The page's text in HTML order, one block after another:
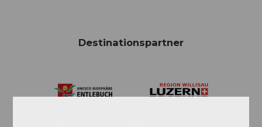
Destinationspartner